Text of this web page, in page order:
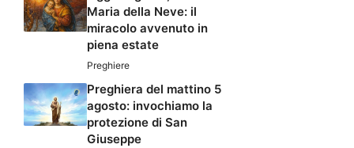
Maria della Neve: il
miracolo avvenuto in
piena estate
Preghiere
Preghiera del mattino 5
agosto: invochiamo la
protezione di San
Giuseppe